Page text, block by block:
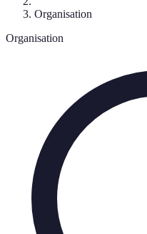
Organisation
Organisation